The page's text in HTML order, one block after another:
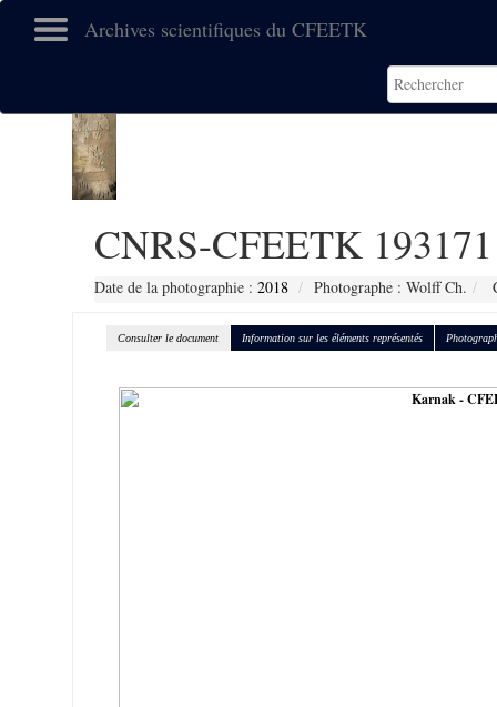
Archives scientifiques du CFEETK
CNRS-CFEETK 193171
Date de la photographie : 2018 Photographe : Wolff Ch.
Consulter le document Information sur les éléments représentés